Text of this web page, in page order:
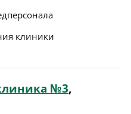
клиники
№3,